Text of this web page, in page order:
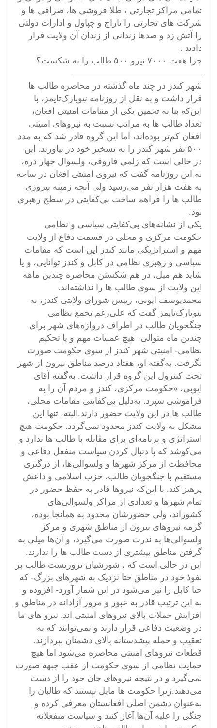
تمامی مراکز تجارتی ، طلا فروشی ها، صرافی ها و
شرکت های تجارتی را تاراج و چپاول و ادارات دولتی
را آتش زد و صدها زندانی از زندان آن ولایت فرار
دادند .
چرا هفت ۷۰۰۰ نیرو ۵۰۰ طالب را نه شکست؟
———————————————
شهر کندز در چند ماه گذشته در محاصره طالب ها
قرار داشت و به نقل از روزنامه نیویارک‌تایمز، با
این‌که بنا به تخمین یکی از مقامات امنیتی افغان،
تعداد طالب ها به مراتب نسبت به نیروهای امنیتی
افغان کم‌تر بوده‌اند، اما این گروه قادر شد که به مدد
۵۰۰ نفر شهر کندز را به تسخیر خود در بیاورند. این
در حالی است که زلمی ‌فاروقی، ولسوال چهار دره،
به این روزنامه گفت که نیروی امنیتی افغان در ساحه
به هفت هزار نفر می‌رسید ولی آنچه زمینه پیروزی
طالب ها را فراهم ساخت بی‌کفایتی در سطح رهبری
بود.
یکی از نشانه‌های بی‌کفایتی سیاسی و نظامی‌
حکومت مرکزی و محلی در قسمت دفاع از ولایت
مهم و استراتژیکی مانند کندز این است که مقامات
سیاسی و رهبری نظامی در کابل و کندز توانایی، و یا
شاید هم میل، در هم شکستن محاصره چندین ماهه
این ولایت از سوی طالب ها را نداشته‌اند.
محمد‌یوسف ایوبی، رییس شورای ولایتی کندز، به
نیویارک‌تایمز گفت که علی‌رغم تجمع نظامی‌
جنگجویان طالب در اطراف دروازه‌های شهر برای
چندین ماه متوالی، هیچ عملیات مهم و یا تحکیم
نظامی- امنیتی شهر کندز از سوی حکومت صورت
نگرفت. به‌گفته او، هفتاد درصد مناطق بیرون از شهر
تحت کنترول این گروه قرار داشت. به‌گفته آقای
ایوبی، «حکومت مرکزی، کندز و مردم آن را به
فراموشی سپرد. به‌دلیل بی‌کفایتی مقامات محلی،
طالب ها در این ولایت حضور دارند.البته، تنها این
مشکل به ولایت کندز محدود نمی‌گردد. حکومت هیچ
استراتژی و برنامه‌ای برای مقابله با طالب ها ندارد و
می‌کوشد که با دنبال کردن سیاست منفعل دفاعی و
محافظت از مرکز شهرها و ولسوالی‌ها، از درگیری
مستقیم با جنگجویان طالب، حزب اسلامی ‌و داعش
پرهیز کند. با این‌که نیرو‌ها قادر به حفظ حضور در
تمام شهر‌ها و تعدادی از مراکز ولسوالی‌های
کشور‌اند، ولی حضور‌شان محدود به همانجا بوده،
گزمه نیروهای بیرون از مناطق شهری و مرکز
ولسوالی‌ها به ندرت صورت می‌گیرد، و آن‌ها میلی به
گرفتن مناطق بیشتری از دست طالب ها را ندارند.
این در حالی است که ، شورشیان تروریست طالب بر
نفوذ خود در مناطق حتا نزدیک به شهرهای بزرگ- که
حتا کابل را نیز می‌شود در این شمار آورد- افزوده و
به این ترتیب قادر به عبور و مرور آزادانه در مناطق و
افزایش حملات بالای نیروهای امنیتی ‌اند. نیرو های ما
در وضعیت دفاعی قرار دارند و نمی‌توانند که به
تعقیب و حمله پیشدستانه بالای دشمنان بپردازند.
قطعات نیروهای امنیتی محاصره می‌شود اما هیچ
حمایت نظامی ‌از سوی حکومت از عقب جبهه صورت
نمی‌گیرد و در نتیجه نیروهای جان خود را از دست
می‌دهند.زیرا حکومت ها مایل نیستند که طالبان را
به‌عنوان دشمن اصلی افغانستان معرفی کرده و
جنگی را علیه آن‌ها آغاز کنند و سیاست منفعلانه